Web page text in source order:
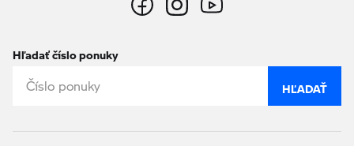
Hľadať číslo ponuky
HĽADAŤ